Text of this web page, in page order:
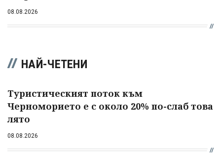
08.08.2026
НАЙ-ЧЕТЕНИ
Туристическият поток към
Черноморието е с около 20% по-слаб това
лято
08.08.2026